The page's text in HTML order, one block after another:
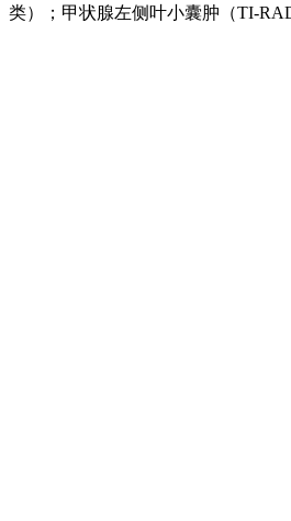
类）；甲状腺左侧叶小囊肿（TI-